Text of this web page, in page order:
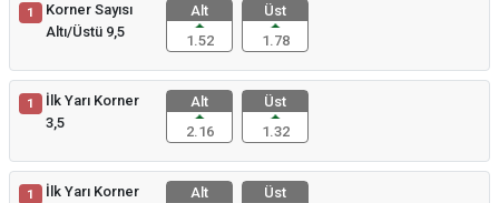
1
Korner Sayısı
Altı/Üstü 9,5
Alt
1.52
Üst
1.78
1
İlk Yarı Korner
3,5
Alt
2.16
Üst
1.32
1
İlk Yarı Korner
Alt
Üst